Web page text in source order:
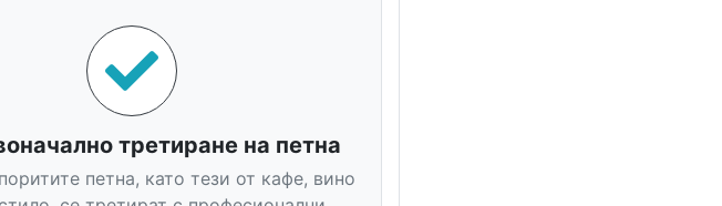
третиране на петна
петна, като тези от кафе, вино